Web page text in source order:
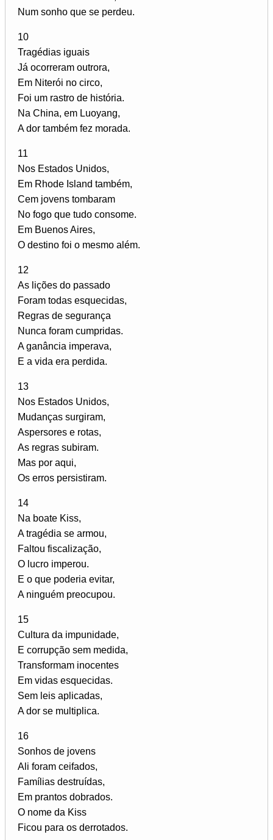
Num sonho que se perdeu.
10
Tragédias iguais
Já ocorreram outrora,
Em Niterói no circo,
Foi um rastro de história.
Na China, em Luoyang,
A dor também fez morada.
11
Nos Estados Unidos,
Em Rhode Island também,
Cem jovens tombaram
No fogo que tudo consome.
Em Buenos Aires,
O destino foi o mesmo além.
12
As lições do passado
Foram todas esquecidas,
Regras de segurança
Nunca foram cumpridas.
A ganância imperava,
E a vida era perdida.
13
Nos Estados Unidos,
Mudanças surgiram,
Aspersores e rotas,
As regras subiram.
Mas por aqui,
Os erros persistiram.
14
Na boate Kiss,
A tragédia se armou,
Faltou fiscalização,
O lucro imperou.
E o que poderia evitar,
A ninguém preocupou.
15
Cultura da impunidade,
E corrupção sem medida,
Transformam inocentes
Em vidas esquecidas.
Sem leis aplicadas,
A dor se multiplica.
16
Sonhos de jovens
Ali foram ceifados,
Famílias destruídas,
Em prantos dobrados.
O nome da Kiss
Ficou para os derrotados.